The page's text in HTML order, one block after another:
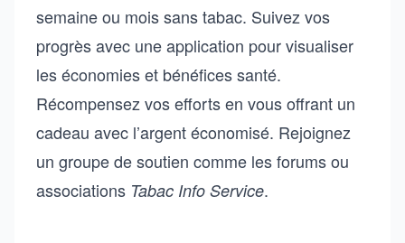
semaine ou mois sans tabac. Suivez vos
progrès avec une application pour visualiser
les économies et bénéfices santé.
Récompensez vos efforts en vous offrant un
cadeau avec l’argent économisé. Rejoignez
un groupe de soutien comme les forums ou
associations Tabac Info Service.